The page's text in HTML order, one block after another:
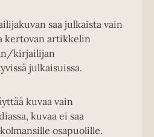
saa julkaista vain
kertovan artikkelin
kirjailijan
julkaisuissa.
kuvaa vain
kuvaa ei saa
osapuolille.